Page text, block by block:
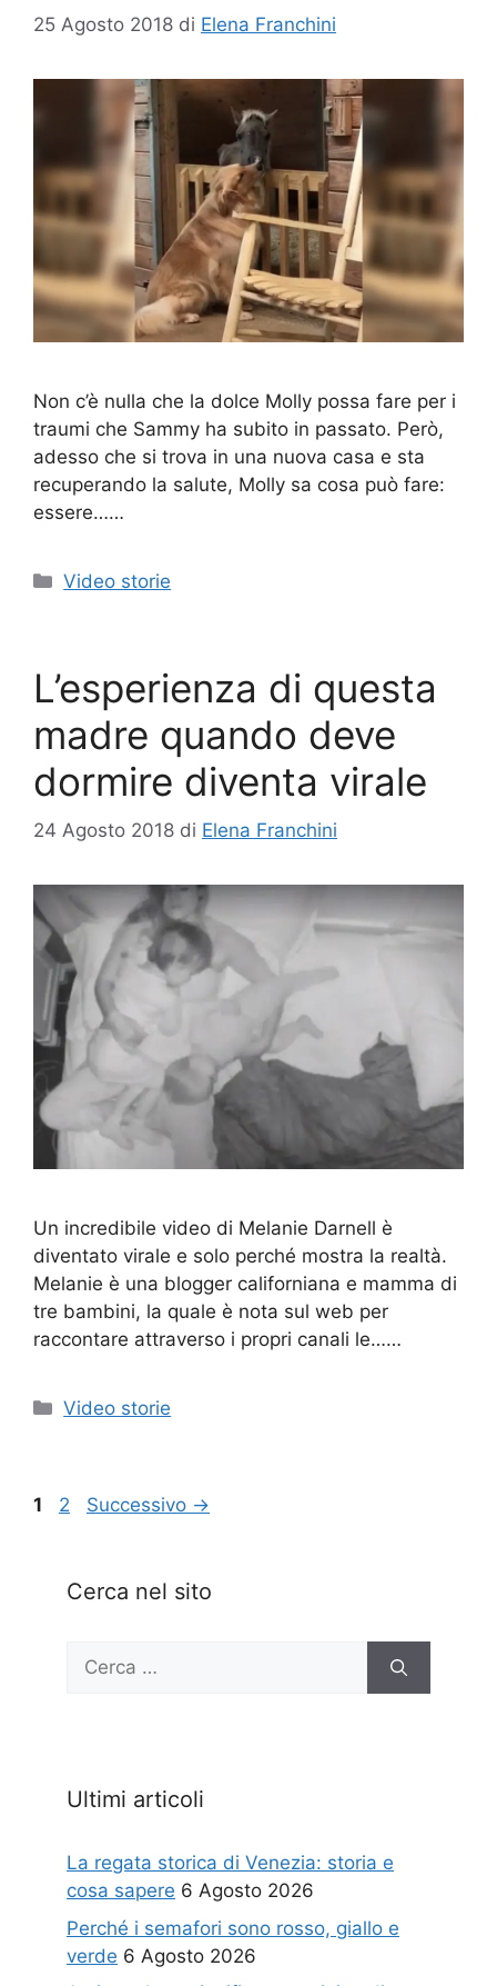
25 Agosto 2018 di Elena Franchini
Non c’è nulla che la dolce Molly possa fare per i
traumi che Sammy ha subito in passato. Però,
adesso che si trova in una nuova casa e sta
recuperando la salute, Molly sa cosa può fare:
essere……
Categorie
Video storie
L’esperienza di questa
madre quando deve
dormire diventa virale
24 Agosto 2018 di Elena Franchini
Un incredibile video di Melanie Darnell è
diventato virale e solo perché mostra la realtà.
Melanie è una blogger californiana e mamma di
tre bambini, la quale è nota sul web per
raccontare attraverso i propri canali le……
Categorie
Video storie
Pagina
1 Pagina
2 Successivo →
Cerca nel sito
Ricerca
Ultimi articoli
La regata storica di Venezia: storia e
cosa sapere 6 Agosto 2026
Perché i semafori sono rosso, giallo e
verde 6 Agosto 2026